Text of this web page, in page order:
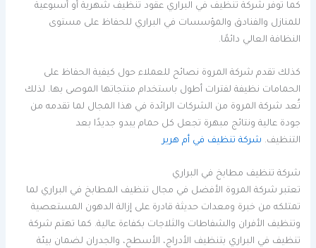
كما توفر شركة تنظيف في البراري عقود تنظيف شهرية أو أسبوعية
للمنازل والفنادق والمؤسسات في البراري للحفاظ على مستوى
النظافة العالي دائمًا.
كذلك تقدم شركة المروة نصائح للعملاء حول كيفية الحفاظ على
الحمامات نظيفة لفترات أطول باستخدام منتجاتها الموصى بها. لذلك
تُعد شركة المروة من الشركات الرائدة في هذا المجال لما تقدمه من
جودة عالية ونتائج مبهرة تجعل كل حمام يبدو جديدًا بعد
التنظيف. شركة تنظيف في أم هرير
شركة تنظيف مطابخ في البراري
تعتبر شركة المروة الأفضل في مجال تنظيف المطابخ في البراري لما
تمتلكه من خبرة ومعدات حديثة قادرة على إزالة الدهون المستعصية
وتنظيف الأفران والشفاطات والثلاجات بكفاءة عالية. كما تهتم شركة
تنظيف في البراري بتنظيف الأدراج، الأسطح، والجدران لضمان بيئة